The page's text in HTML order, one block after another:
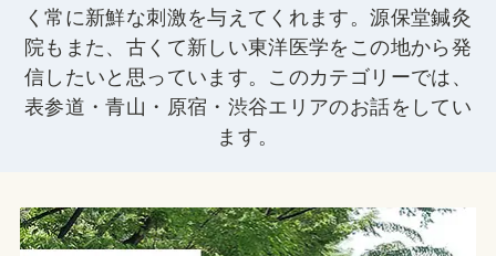
く常に新鮮な刺激を与えてくれます。源保堂鍼灸
院もまた、古くて新しい東洋医学をこの地から発
信したいと思っています。このカテゴリーでは、
表参道・青山・原宿・渋谷エリアのお話をしてい
ます。